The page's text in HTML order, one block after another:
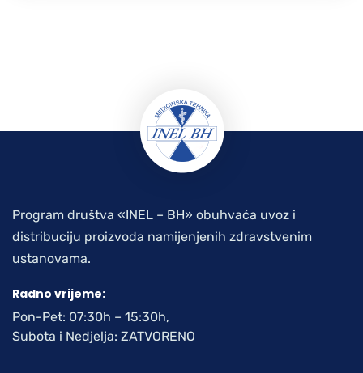
Program društva «INEL – BH» obuhvaća uvoz i
distribuciju proizvoda namijenjenih zdravstvenim
ustanovama.
Radno vrijeme:
Pon-Pet: 07:30h – 15:30h,
Subota i Nedjelja: ZATVORENO